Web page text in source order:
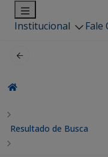
Institucional Fale
Resultado de Busca